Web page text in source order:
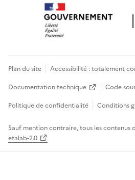
Plan du site Accessibilité : totalement
Documentation technique
Code
Politique de confidentialité
Conditions
Sauf mention contraire, tous les contenus
etalab-2.0